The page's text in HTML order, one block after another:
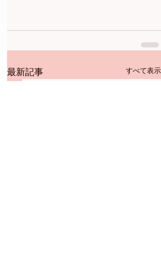
最新記事 すべて表示